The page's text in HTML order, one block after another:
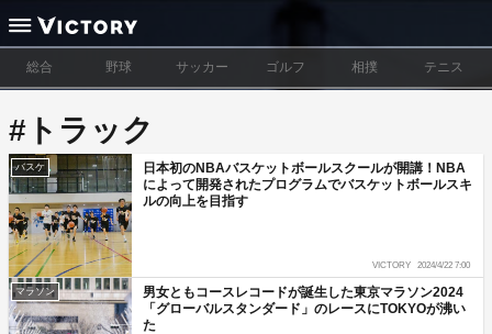
総合 野球 サッカー ゴルフ 相撲 テニス
#トラック
バスケ
日本初のNBAバスケットボールスクールが開講！NBA
によって開発されたプログラムでバスケットボールスキ
ルの向上を目指す
VICTORY 2024/4/22 7:00
マラソン
男女ともコースレコードが誕生した東京マラソン2024
「グローバルスタンダード」のレースにTOKYOが沸い
た